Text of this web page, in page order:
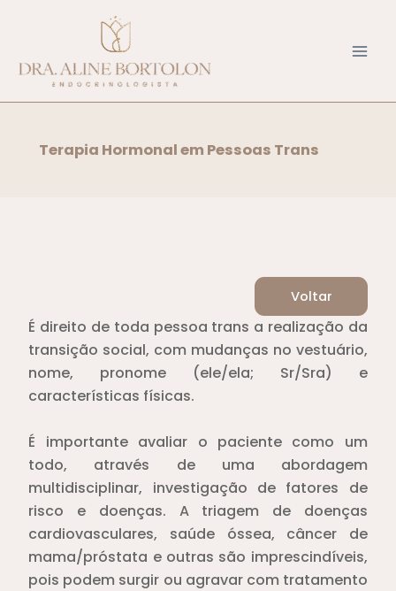
conteúdo
Terapia Hormonal em Pessoas Trans
Voltar
É direito de toda pessoa trans a realização da
transição social, com mudanças no vestuário,
nome, pronome (ele/ela; Sr/Sra) e
características físicas.
É importante avaliar o paciente como um
todo, através de uma abordagem
multidisciplinar, investigação de fatores de
risco e doenças. A triagem de doenças
cardiovasculares, saúde óssea, câncer de
mama/próstata e outras são imprescindíveis,
pois podem surgir ou agravar com tratamento